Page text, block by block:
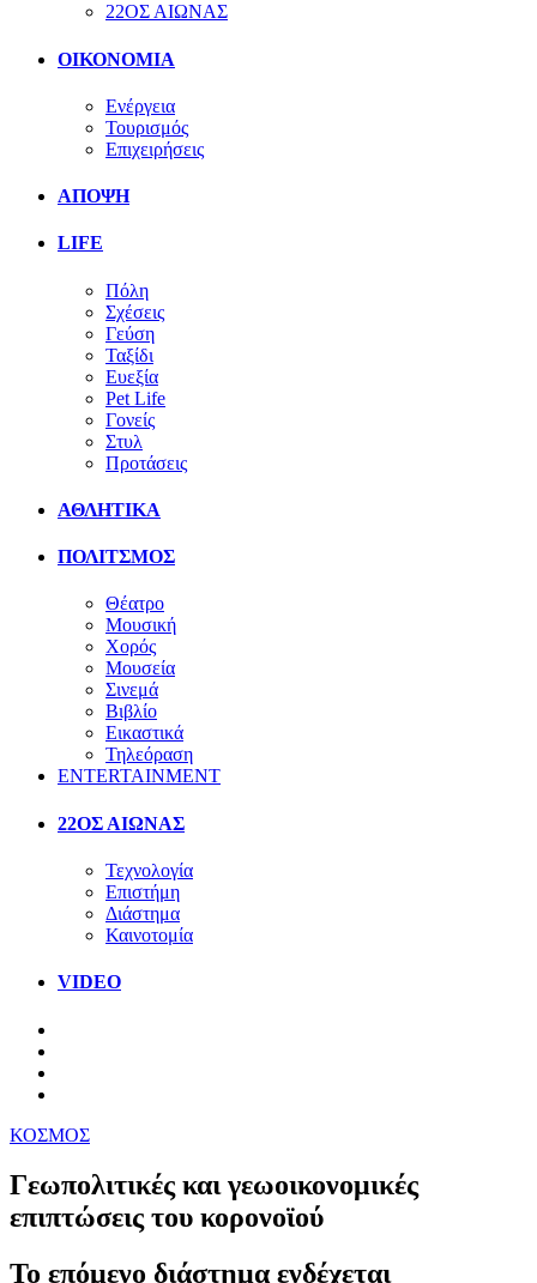
22ΟΣ ΑΙΩΝΑΣ
ΟΙΚΟΝΟΜΙΑ
Ενέργεια
Τουρισμός
Επιχειρήσεις
ΑΠΟΨΗ
LIFE
Πόλη
Σχέσεις
Γεύση
Ταξίδι
Ευεξία
Pet Life
Γονείς
Στυλ
Προτάσεις
ΑΘΛΗΤΙΚΑ
ΠΟΛΙΤΣΜΟΣ
Θέατρο
Μουσική
Χορός
Μουσεία
Σινεμά
Βιβλίο
Εικαστικά
Τηλεόραση
ENTERTAINMENT
22ΟΣ ΑΙΩΝΑΣ
Τεχνολογία
Επιστήμη
Διάστημα
Καινοτομία
VIDEO
ΚΟΣΜΟΣ
Γεωπολιτικές και γεωοικονομικές
επιπτώσεις του κορονοϊού
Το επόμενο διάστημα ενδέχεται